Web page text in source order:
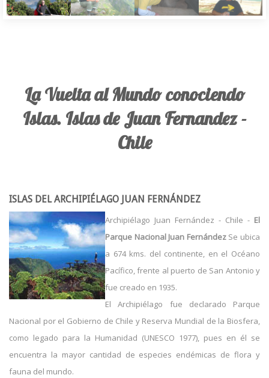
La Vuelta al Mundo conociendo
Islas. Islas de Juan Fernandez -
Chile
ISLAS DEL ARCHIPIÉLAGO JUAN FERNÁNDEZ
Archipiélago Juan Fernández - Chile - El
Parque Nacional Juan FernándezSe ubica
a 674 kms. del continente, en el Océano
Pacífico, frente al puerto de San Antonio y
fue creado en 1935.
El Archipiélago fue declarado Parque
Nacional por el Gobierno de Chile y Reserva Mundial de la Biosfera,
como legado para la Humanidad (UNESCO 1977), pues en él se
encuentra la mayor cantidad de especies endémicas de flora y
fauna del mundo.